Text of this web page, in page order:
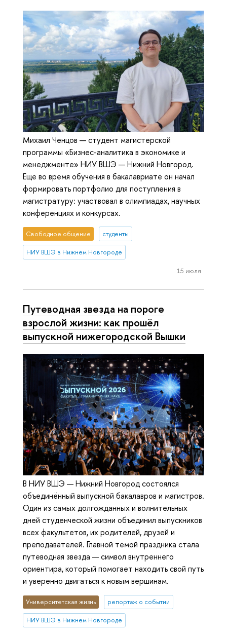
Михаил Ченцов — студент магистерской
программы «Бизнес-аналитика в экономике и
менеджменте» НИУ ВШЭ — Нижний Новгород.
Еще во время обучения в бакалавриате он начал
формировать портфолио для поступления в
магистратуру: участвовал в олимпиадах, научных
конференциях и конкурсах.
Свободное общение студенты
НИУ ВШЭ в Нижнем Новгороде
15 июля
Путеводная звезда на пороге
взрослой жизни: как прошёл
выпускной нижегородской Вышки
В НИУ ВШЭ — Нижний Новгород состоялся
объединённый выпускной бакалавров и магистров.
Один из самых долгожданных и волнительных
дней студенческой жизни объединил выпускников
всех факультетов, их родителей, друзей и
преподавателей. Главной темой праздника стала
путеводная звезда — символ внутреннего
ориентира, который помогает находить свой путь
и уверенно двигаться к новым вершинам.
Университетская жизнь репортаж о событии
НИУ ВШЭ в Нижнем Новгороде